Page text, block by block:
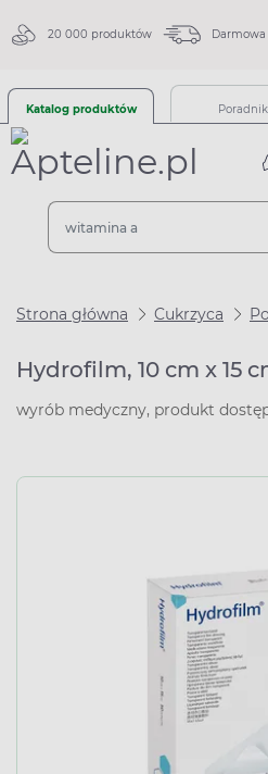
20 000 produktów
Katalog produktów Poradnik
Strona główna Cukrzyca
Hydrofilm, 10 cm x 15
wyrób medyczny, produkt